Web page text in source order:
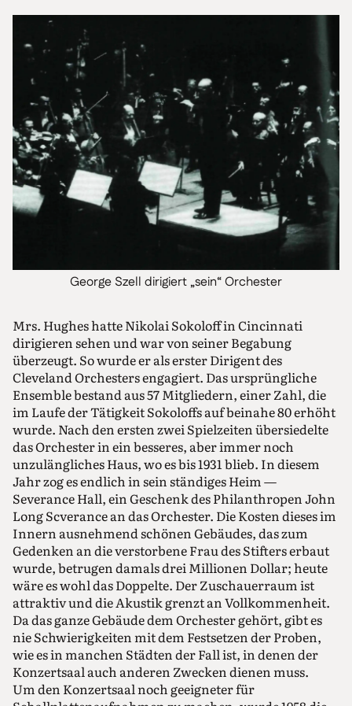
George Szell dirigiert „sein“ Orchester
Mrs. Hughes hatte Nikolai Sokoloff in Cincinnati
dirigieren sehen und war von seiner Begabung
überzeugt. So wurde er als erster Dirigent des
Cleveland Orchesters engagiert. Das ursprüngliche
Ensemble bestand aus 57 Mitgliedern, einer Zahl, die
im Laufe der Tätigkeit Sokoloffs auf beinahe 80 erhöht
wurde. Nach den ersten zwei Spielzeiten übersiedelte
das Orchester in ein besseres, aber immer noch
unzulängliches Haus, wo es bis 1931 blieb. In diesem
Jahr zog es endlich in sein ständiges Heim —
Severance Hall, ein Geschenk des Philanthropen John
Long Scverance an das Orchester. Die Kosten dieses im
Innern ausnehmend schönen Gebäudes, das zum
Gedenken an die verstorbene Frau des Stifters erbaut
wurde, betrugen damals drei Millionen Dollar; heute
wäre es wohl das Doppelte. Der Zuschauerraum ist
attraktiv und die Akustik grenzt an Vollkommenheit.
Da das ganze Gebäude dem Orchester gehört, gibt es
nie Schwierigkeiten mit dem Festsetzen der Proben,
wie es in manchen Städten der Fall ist, in denen der
Konzertsaal auch anderen Zwecken dienen muss.
Um den Konzertsaal noch geeigneter für